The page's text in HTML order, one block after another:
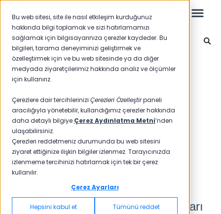
Bu web sitesi, site ile nasıl etkileşim kurduğunuz
hakkında bilgi toplamak ve sizi hatırlamamızı
sağlamak için bilgisayarınıza çerezler kaydeder. Bu
bilgileri, tarama deneyiminizi geliştirmek ve
özelleştirmek için ve bu web sitesinde ya da diğer
medyada ziyaretçilerimiz hakkında analiz ve ölçümler
için kullanırız.
Çerezlere dair tercihlerinizi Çerezleri Özelleştirpaneli
aracılığıyla yönetebilir, kullandığımız çerezler hakkında
daha detaylı bilgiye Çerez Aydınlatma Metni’nden
ulaşabilirsiniz.
Çerezleri reddetmeniz durumunda bu web sitesini
ziyaret ettiğinize ilişkin bilgiler izlenmez. Tarayıcınızda
izlenmeme tercihinizi hatırlamak için tek bir çerez
kullanılır.
Çerez Ayarları
Hepsini kabul et Tümünü reddet
Raporlama 2024
Leo
Yeni Başlayanlar İçin
Raporlar
NPS
CSAT
Raporlama 2024
Ana sayfaya geri dön
Raporlamada Etken
Analizi
Etken analizi, sistem tarafından
otomatik atanan akıllı etiketleri
görüntülemeye yarar. Ankete
katılanların en çok bahsettiği konuları